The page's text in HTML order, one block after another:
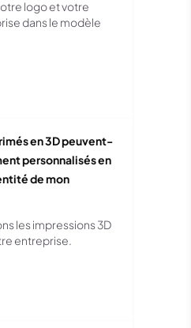
logo et votre
dans le modèle
en 3D peuvent-
personnalisés en
de mon
les impressions 3D
entreprise.